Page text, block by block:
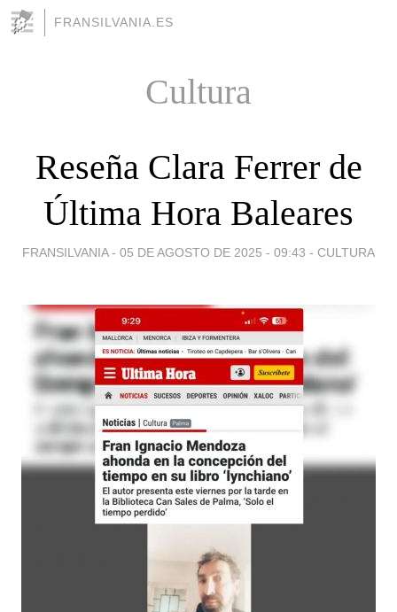
FRANSILVANIA.ES
Cultura
Reseña Clara Ferrer de
Última Hora Baleares
FRANSILVANIA - 05 DE AGOSTO DE 2025 - 09:43 - CULTURA